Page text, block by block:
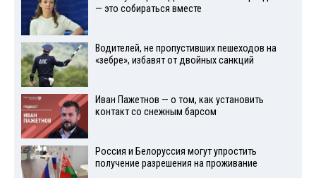
— это собираться вместе
Водителей, не пропустивших пешеходов на
«зебре», избавят от двойных санкций
Иван Пажетнов — о том, как установить
контакт со снежным барсом
Россия и Белоруссия могут упростить
получение разрешения на проживание